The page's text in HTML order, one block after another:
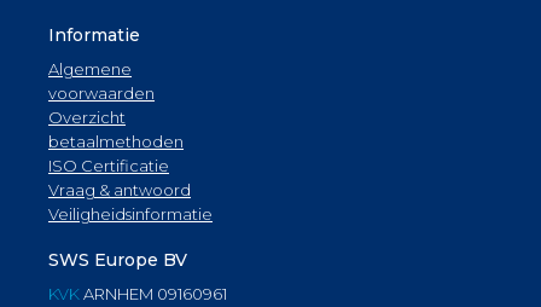
Informatie
Algemene
voorwaarden
Overzicht
betaalmethoden
ISO Certificatie
Vraag & antwoord
Veiligheidsinformatie
SWS Europe BV
KVK ARNHEM 09160961